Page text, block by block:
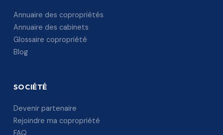
Annuaire des copropriétés
Annuaire des cabinets
Glossaire copropriété
Blog
SOCIÉTÉ
Devenir partenaire
Rejoindre ma copropriété
FAQ